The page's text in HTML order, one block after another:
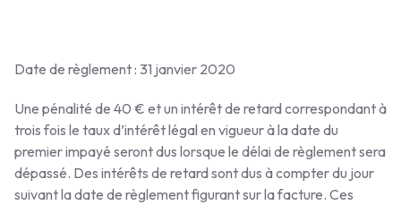
Date de règlement : 31 janvier 2020
Une pénalité de 40 € et un intérêt de retard correspondant à
trois fois le taux d’intérêt légal en vigueur à la date du
premier impayé seront dus lorsque le délai de règlement sera
dépassé. Des intérêts de retard sont dus à compter du jour
suivant la date de règlement figurant sur la facture. Ces